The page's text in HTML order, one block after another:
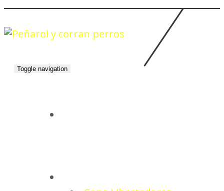
Toggle navigation